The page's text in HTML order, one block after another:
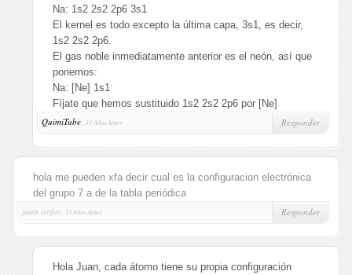
Na: 1s2 2s2 2p6 3s1
El kernel es todo excepto la última capa, 3s1, es decir,
1s2 2s2 2p6.
El gas noble inmediatamente anterior es el neón, así que
ponemos:
Na: [Ne] 1s1
Fíjate que hemos sustituido 1s2 2s2 2p6 por [Ne]
QuimiTube, 11 Años Antes Responder
hola me pueden xfa decir cual es la configuracion electrónica
del grupo 7 a de la tabla periódica
juan trejos,
11 Años Antes Responder
Hola Juan, cada átomo tiene su propia configuración